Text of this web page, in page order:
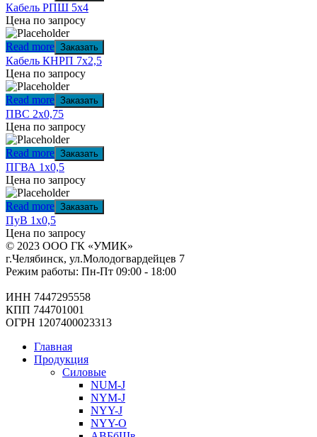
Кабель РПШ 5х4
Цена по запросу
Read more Заказать
Кабель КНРП 7х2,5
Цена по запросу
Read more Заказать
ПВС 2х0,75
Цена по запросу
Read more Заказать
ПГВА 1х0,5
Цена по запросу
Read more Заказать
ПуВ 1х0,5
Цена по запросу
© 2023 ООО ГК «УМИК»
г.Челябинск, ул.Молодогвардейцев 7
Режим работы: Пн-Пт 09:00 - 18:00
ИНН 7447295558
КПП 744701001
ОГРН 1207400023313
Главная
Продукция
Силовые
NUM-J
NYM-J
NYY-J
NYY-O